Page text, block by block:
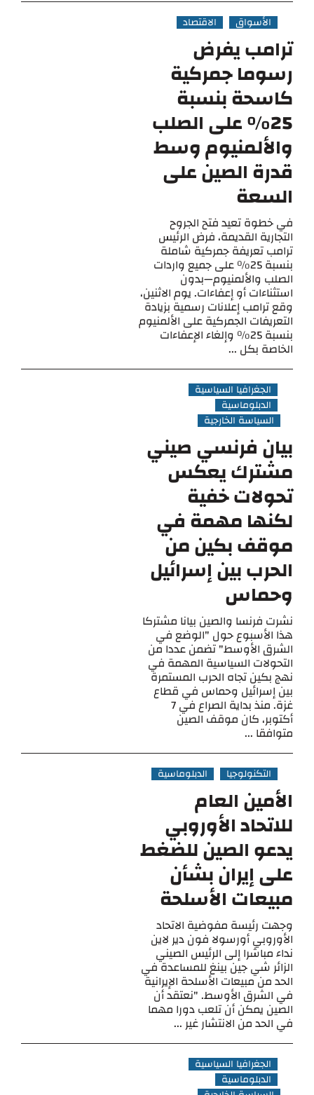
الأسواق الاقتصاد
ترامب يفرض
رسوما جمركية
كاسحة بنسبة
25٪ على الصلب
والألمنيوم وسط
قدرة الصين على
السعة
في خطوة تعيد فتح الجروح
التجارية القديمة، فرض الرئيس
ترامب تعريفة جمركية شاملة
بنسبة 25% على جميع واردات
الصلب والألمنيوم—بدون
استثناءات أو إعفاءات. يوم الاثنين،
وقع ترامب إعلانات رسمية بزيادة
التعريفات الجمركية على الألمنيوم
بنسبة 25% وإلغاء الإعفاءات
الخاصة بكل ...
الجغرافيا السياسية
الدبلوماسية
السياسة الخارجية
بيان فرنسي صيني
مشترك يعكس
تحولات خفية
لكنها مهمة في
موقف بكين من
الحرب بين إسرائيل
وحماس
نشرت فرنسا والصين بيانا مشتركا
هذا الأسبوع حول "الوضع في
الشرق الأوسط" تضمن عددا من
التحولات السياسية المهمة في
نهج بكين تجاه الحرب المستمرة
بين إسرائيل وحماس في قطاع
غزة. منذ بداية الصراع في 7
أكتوبر، كان موقف الصين
متوافقا ...
التكنولوجيا الدبلوماسية
الأمين العام
للاتحاد الأوروبي
يدعو الصين للضغط
على إيران بشأن
مبيعات الأسلحة
وجهت رئيسة مفوضية الاتحاد
الأوروبي أورسولا فون دير لاين
نداء مباشرا إلى الرئيس الصيني
الزائر شي جين بينغ للمساعدة في
الحد من مبيعات الأسلحة الإيرانية
في الشرق الأوسط. "نعتقد أن
الصين يمكن أن تلعب دورا مهما
في الحد من الانتشار غير ...
الجغرافيا السياسية
الدبلوماسية